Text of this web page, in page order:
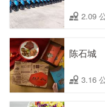
2.09
陈石城
3.16